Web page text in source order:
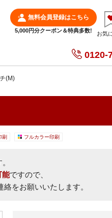
無料会員登録はこちら
5,000円分クーポン＆特典多数! お気
0120-
(M)
刷 フルカラー印刷
能ですので、
絡をお願いいたします。